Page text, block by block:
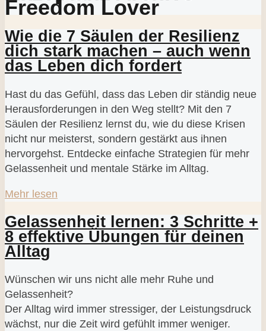
Freedom Lover
Wie die 7 Säulen der Resilienz
dich stark machen – auch wenn
das Leben dich fordert
Hast du das Gefühl, dass das Leben dir ständig neue
Herausforderungen in den Weg stellt? Mit den 7
Säulen der Resilienz lernst du, wie du diese Krisen
nicht nur meisterst, sondern gestärkt aus ihnen
hervorgehst. Entdecke einfache Strategien für mehr
Gelassenheit und mentale Stärke im Alltag.
Mehr lesen
Gelassenheit lernen: 3 Schritte +
8 effektive Übungen für deinen
Alltag
Wünschen wir uns nicht alle mehr Ruhe und
Gelassenheit?
Der Alltag wird immer stressiger, der Leistungsdruck
wächst, nur die Zeit wird gefühlt immer weniger.